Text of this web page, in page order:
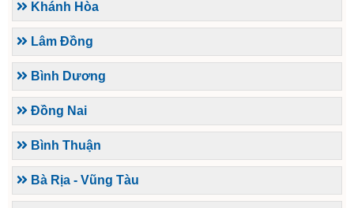
Khánh Hòa
Lâm Đồng
Bình Dương
Đồng Nai
Bình Thuận
Bà Rịa - Vũng Tàu